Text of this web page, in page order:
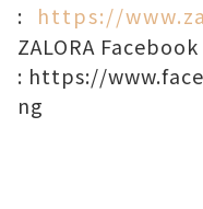
: https://
ZALORA Facebook
: https://
ng